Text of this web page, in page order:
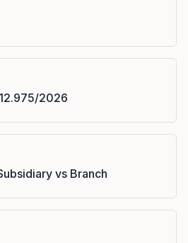
2026
vs Branch